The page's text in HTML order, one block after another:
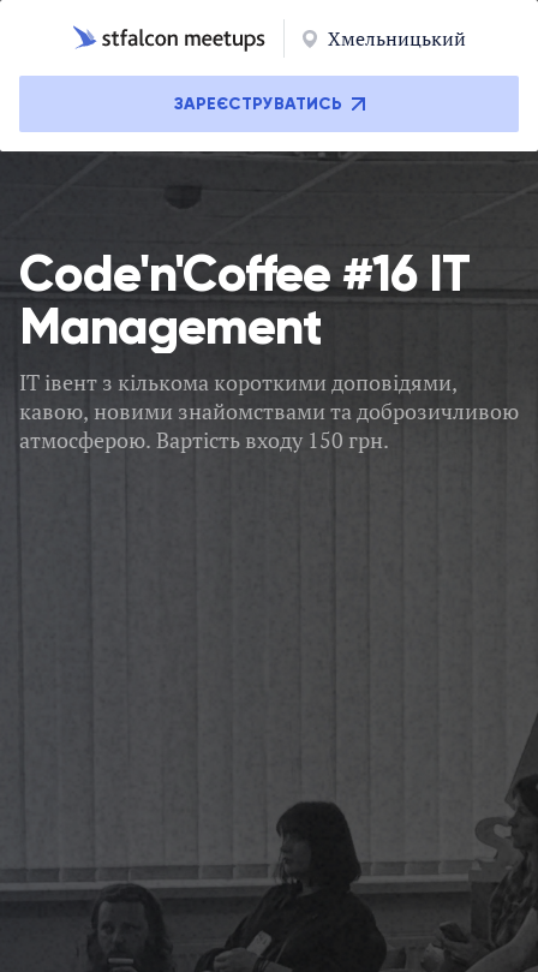
Хмельницький
ЗАРЕЄСТРУВАТИСЬ
Code'n'Coffee #16 IT
Management
ІТ івент з кількома короткими доповідями,
кавою, новими знайомствами та доброзичливою
атмосферою. Вартість входу 150 грн.